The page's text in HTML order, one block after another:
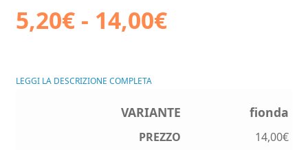
5,20€ - 14,00€Fascia
da
LEGGI LA DESCRIZIONE COMPLETA
fionda
14,00€